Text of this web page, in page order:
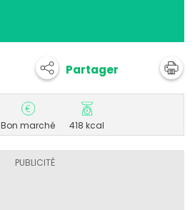
Partager
Bon marché 418 kcal